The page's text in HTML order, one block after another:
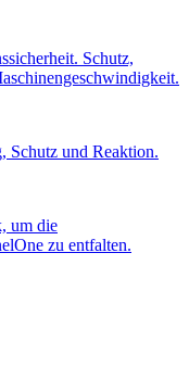
Schutz,
Schutz und Reaktion.
um die
zu entfalten.